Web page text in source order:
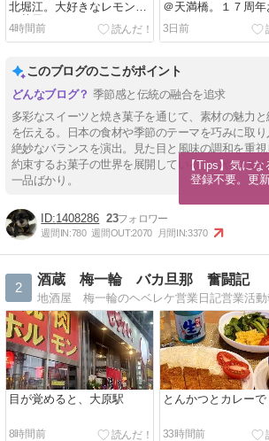
北堀江。大好きなレモンの
お菓子を
4時間前
＠天満橋。１７周年
とうございます
3日前
このブログのここがポイント
季節感と伝統の融合を追求
多彩なスイーツと焼き菓子を通じて、素材の魅力
を伝える。日本の食材や季節のテーマを巧みに取
絶妙なバランスを演出。見た目と風味の調和を重
約束するお菓子の世界を展開している。おやつタイ
一品ばかり。
1408286 23
週間IN:780 週間OUT:2070 月間IN:3370
2
酒蔵 梅一輪 バカ旦那 奮闘記
目が覚めると、大原駅
8時間前
とんかつとカレーで
33時間前
【Tips】気に
登録不要。更